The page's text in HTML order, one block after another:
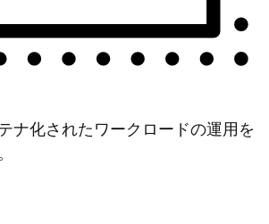
ナ化されたワークロードの運用を